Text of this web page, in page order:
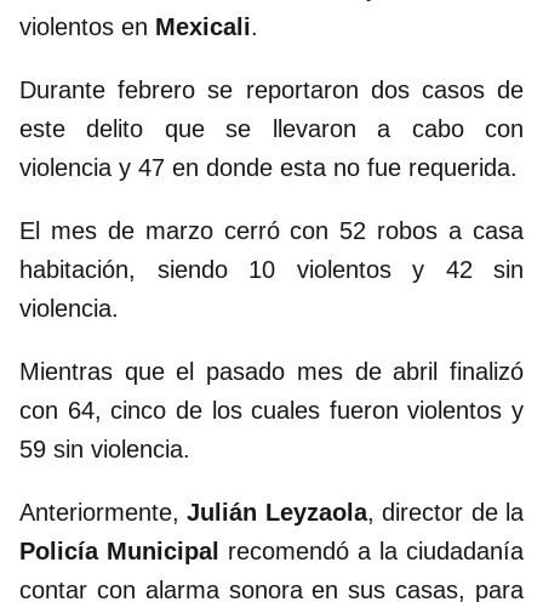
violentos en Mexicali.
Durante febrero se reportaron dos casos de
este delito que se llevaron a cabo con
violencia y 47 en donde esta no fue requerida.
El mes de marzo cerró con 52 robos a casa
habitación, siendo 10 violentos y 42 sin
violencia.
Mientras que el pasado mes de abril finalizó
con 64, cinco de los cuales fueron violentos y
59 sin violencia.
Anteriormente,Julián Leyzaola, director de la
Policía Municipal recomendó a la ciudadanía
contar con alarma sonora en sus casas, para